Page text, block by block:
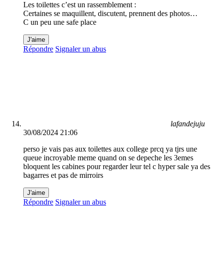
Les toilettes c’est un rassemblement :
Certaines se maquillent, discutent, prennent des photos…
C un peu une safe place
J'aime
Répondre Signaler un abus
lafandejuju
30/08/2024 21:06
perso je vais pas aux toilettes aux college prcq ya tjrs une
queue incroyable meme quand on se depeche les 3emes
bloquent les cabines pour regarder leur tel c hyper sale ya des
bagarres et pas de mirroirs
J'aime
Répondre Signaler un abus